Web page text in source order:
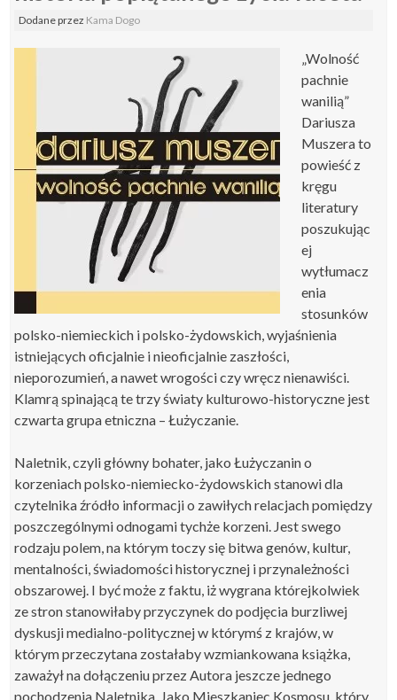
Dodaneprzez Kama Dogo
„Wolność
pachnie
wanilią”
Dariusza
Muszera to
powieść z
kręgu
literatury
poszukując
ej
wytłumacz
enia
stosunków
polsko-niemieckich i polsko-żydowskich, wyjaśnienia
istniejących oficjalnie i nieoficjalnie zaszłości,
nieporozumień, a nawet wrogości czy wręcz nienawiści.
Klamrą spinającą te trzy światy kulturowo-historyczne jest
czwarta grupa etniczna – Łużyczanie.
Naletnik, czyli główny bohater, jako Łużyczanin o
korzeniach polsko-niemiecko-żydowskich stanowi dla
czytelnika źródło informacji o zawiłych relacjach pomiędzy
poszczególnymi odnogami tychże korzeni. Jest swego
rodzaju polem, na którym toczy się bitwa genów, kultur,
mentalności, świadomości historycznej i przynależności
obszarowej. I być może z faktu, iż wygrana którejkolwiek
ze stron stanowiłaby przyczynek do podjęcia burzliwej
dyskusji medialno-politycznej w którymś z krajów, w
którym przeczytana zostałaby wzmiankowana książka,
zaważył na dołączeniu przez Autora jeszcze jednego
pochodzenia Naletnika. Jako Mieszkaniec Kosmosu, który